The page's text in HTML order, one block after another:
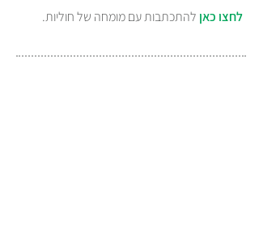
לחצו כאן להתכתבות עם מומחה של חוליות.